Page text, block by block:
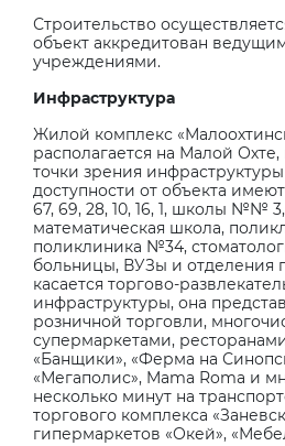
Строительство
объект аккредитован
учреждениями.
Инфраструктура
Жилой комплекс
располагается на Малой
точки зрения
доступности от объекта
67, 69, 28, 10, 16, 1, школы №№
математическая школа,
поликлиника №34,
больницы, ВУЗы и отделения
касается торгово-
инфраструктуры, она
розничной торговли,
супермаркетами,
«Банщики», «Ферма на
«Мегаполис», Mama Roma и
несколько минут на
торгового комплекса
гипермаркетов «Окей»,